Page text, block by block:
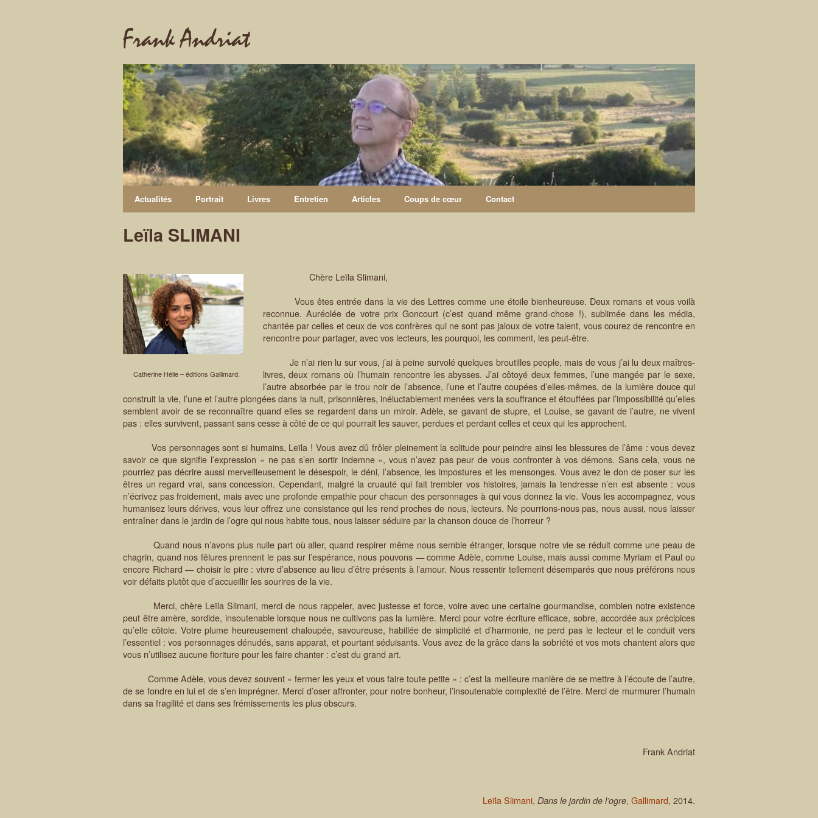
Frank Andriat
Actualités Portrait Livres Entretien Articles Coups de cœur Contact
Leïla SLIMANI
Catherine Hélie – éditions Gallimard.
Chère Leïla Slimani,
Vous êtes entrée dans la vie des Lettres comme une étoile bienheureuse. Deux romans et vous voilà
reconnue. Auréolée de votre prix Goncourt (c’est quand même grand-chose !), sublimée dans les média,
chantée par celles et ceux de vos confrères qui ne sont pas jaloux de votre talent, vous courez de rencontre en
rencontre pour partager, avec vos lecteurs, les pourquoi, les comment, les peut-être.
Je n’ai rien lu sur vous, j’ai à peine survolé quelques broutilles people, mais de vous j’ai lu deux maîtres-
livres, deux romans où l’humain rencontre les abysses. J’ai côtoyé deux femmes, l’une mangée par le sexe,
l’autre absorbée par le trou noir de l’absence, l’une et l’autre coupées d’elles-mêmes, de la lumière douce qui
construit la vie, l’une et l’autre plongées dans la nuit, prisonnières, inéluctablement menées vers la souffrance et étouffées par l’impossibilité qu’elles
semblent avoir de se reconnaître quand elles se regardent dans un miroir. Adèle, se gavant de stupre, et Louise, se gavant de l’autre, ne vivent
pas : elles survivent, passant sans cesse à côté de ce qui pourrait les sauver, perdues et perdant celles et ceux qui les approchent.
Vos personnages sont si humains, Leïla ! Vous avez dû frôler pleinement la solitude pour peindre ainsi les blessures de l’âme : vous devez
savoir ce que signifie l’expression « ne pas s’en sortir indemne », vous n’avez pas peur de vous confronter à vos démons. Sans cela, vous ne
pourriez pas décrire aussi merveilleusement le désespoir, le déni, l’absence, les impostures et les mensonges. Vous avez le don de poser sur les
êtres un regard vrai, sans concession. Cependant, malgré la cruauté qui fait trembler vos histoires, jamais la tendresse n’en est absente : vous
n’écrivez pas froidement, mais avec une profonde empathie pour chacun des personnages à qui vous donnez la vie. Vous les accompagnez, vous
humanisez leurs dérives, vous leur offrez une consistance qui les rend proches de nous, lecteurs. Ne pourrions-nous pas, nous aussi, nous laisser
entraîner dans le jardin de l’ogre qui nous habite tous, nous laisser séduire par la chanson douce de l’horreur ?
Quand nous n’avons plus nulle part où aller, quand respirer même nous semble étranger, lorsque notre vie se réduit comme une peau de
chagrin, quand nos fêlures prennent le pas sur l’espérance, nous pouvons — comme Adèle, comme Louise, mais aussi comme Myriam et Paul ou
encore Richard — choisir le pire : vivre d’absence au lieu d’être présents à l’amour. Nous ressentir tellement désemparés que nous préférons nous
voir défaits plutôt que d’accueillir les sourires de la vie.
Merci, chère Leïla Slimani, merci de nous rappeler, avec justesse et force, voire avec une certaine gourmandise, combien notre existence
peut être amère, sordide, insoutenable lorsque nous ne cultivons pas la lumière. Merci pour votre écriture efficace, sobre, accordée aux précipices
qu’elle côtoie. Votre plume heureusement chaloupée, savoureuse, habillée de simplicité et d’harmonie, ne perd pas le lecteur et le conduit vers
l’essentiel : vos personnages dénudés, sans apparat, et pourtant séduisants. Vous avez de la grâce dans la sobriété et vos mots chantent alors que
vous n’utilisez aucune fioriture pour les faire chanter : c’est du grand art.
Comme Adèle, vous devez souvent « fermer les yeux et vous faire toute petite » : c’est la meilleure manière de se mettre à l’écoute de l’autre,
de se fondre en lui et de s’en imprégner. Merci d’oser affronter, pour notre bonheur, l’insoutenable complexité de l’être. Merci de murmurer l’humain
dans sa fragilité et dans ses frémissements les plus obscurs.
Frank Andriat
Leïla Slimani, Dans le jardin de l’ogre, Gallimard, 2014.